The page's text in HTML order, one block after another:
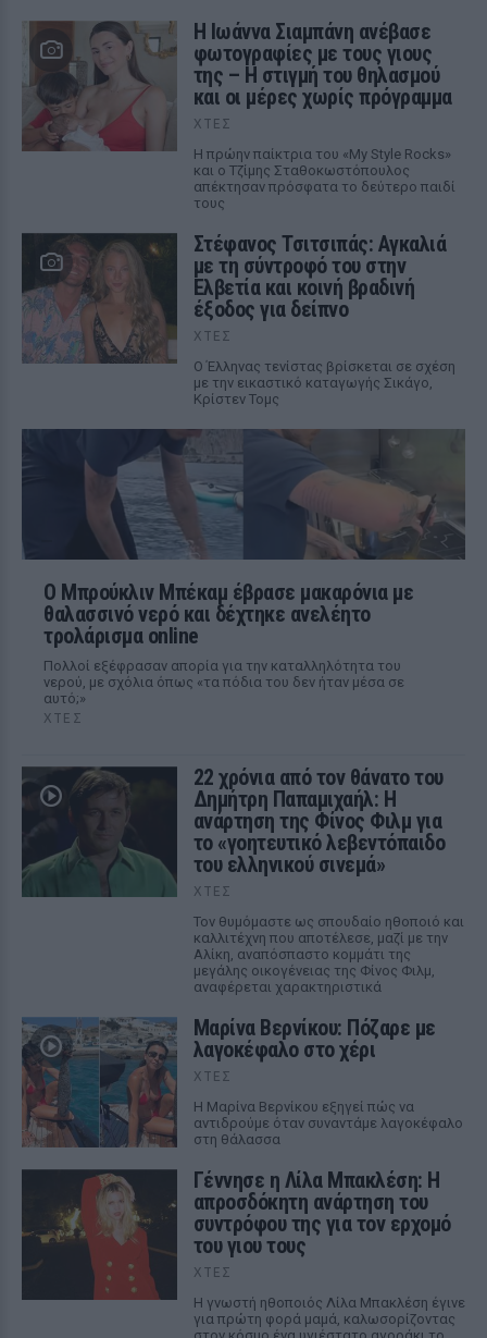
H Ιωάννα Σιαμπάνη ανέβασε
φωτογραφίες με τους γιους
της – Η στιγμή του θηλασμού
και οι μέρες χωρίς πρόγραμμα
ΧΤΕΣ
Η πρώην παίκτρια του «My Style Rocks»
και ο Τζίμης Σταθοκωστόπουλος
απέκτησαν πρόσφατα το δεύτερο παιδί
τους
Στέφανος Τσιτσιπάς: Αγκαλιά
με τη σύντροφό του στην
Ελβετία και κοινή βραδινή
έξοδος για δείπνο
ΧΤΕΣ
Ο Έλληνας τενίστας βρίσκεται σε σχέση
με την εικαστικό καταγωγής Σικάγο,
Κρίστεν Τομς
Ο Μπρούκλιν Μπέκαμ έβρασε μακαρόνια με
θαλασσινό νερό και δέχτηκε ανελέητο
τρολάρισμα online
Πολλοί εξέφρασαν απορία για την καταλληλότητα του
νερού, με σχόλια όπως «τα πόδια του δεν ήταν μέσα σε
αυτό;»
ΧΤΕΣ
22 χρόνια από τον θάνατο του
Δημήτρη Παπαμιχαήλ: Η
ανάρτηση της Φίνος Φιλμ για
το «γοητευτικό λεβεντόπαιδο
του ελληνικού σινεμά»
ΧΤΕΣ
Τον θυμόμαστε ως σπουδαίο ηθοποιό και
καλλιτέχνη που αποτέλεσε, μαζί με την
Αλίκη, αναπόσπαστο κομμάτι της
μεγάλης οικογένειας της Φίνος Φιλμ,
αναφέρεται χαρακτηριστικά
Μαρίνα Βερνίκου: Πόζαρε με
λαγοκέφαλο στο χέρι
ΧΤΕΣ
Η Μαρίνα Βερνίκου εξηγεί πώς να
αντιδρούμε όταν συναντάμε λαγοκέφαλο
στη θάλασσα
Γέννησε η Λίλα Μπακλέση: Η
απροσδόκητη ανάρτηση του
συντρόφου της για τον ερχομό
του γιου τους
ΧΤΕΣ
Η γνωστή ηθοποιός Λίλα Μπακλέση έγινε
για πρώτη φορά μαμά, καλωσορίζοντας